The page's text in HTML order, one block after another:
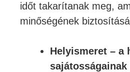
időt takarítanak meg,
minőségének
Helyismeret – a